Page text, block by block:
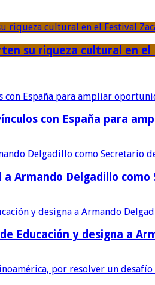
su riqueza cultural en
con España para
Armando Delgadillo como
Educación y designa a